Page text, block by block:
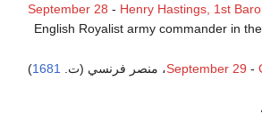
September 28 - Henry Hastings, 1st
English Royalist army commander in
September 29 - ، منصر فرنسي (ت. 1681
)